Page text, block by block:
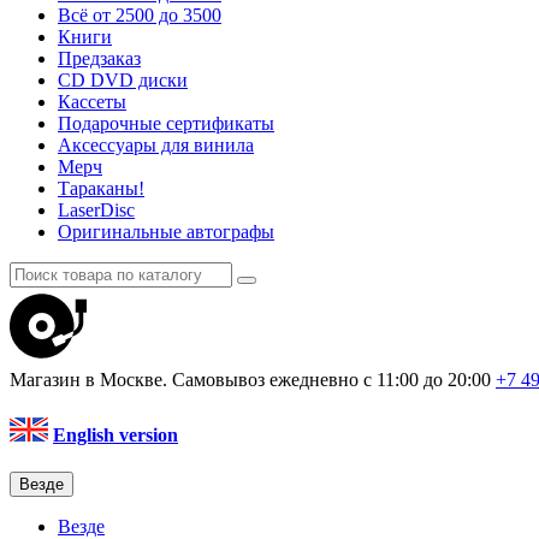
Всё от 2500 до 3500
Книги
Предзаказ
CD DVD диски
Кассеты
Подарочные сертификаты
Аксессуары для винила
Мерч
Тараканы!
LaserDisc
Оригинальные автографы
Магазин в Москве. Самовывоз ежедневно с 11:00 до 20:00 +7
English version
Везде
Везде